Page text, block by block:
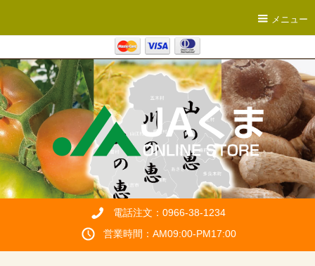
メニュー
電話注文：0966-38-1234
営業時間：AM09:00-PM17:00